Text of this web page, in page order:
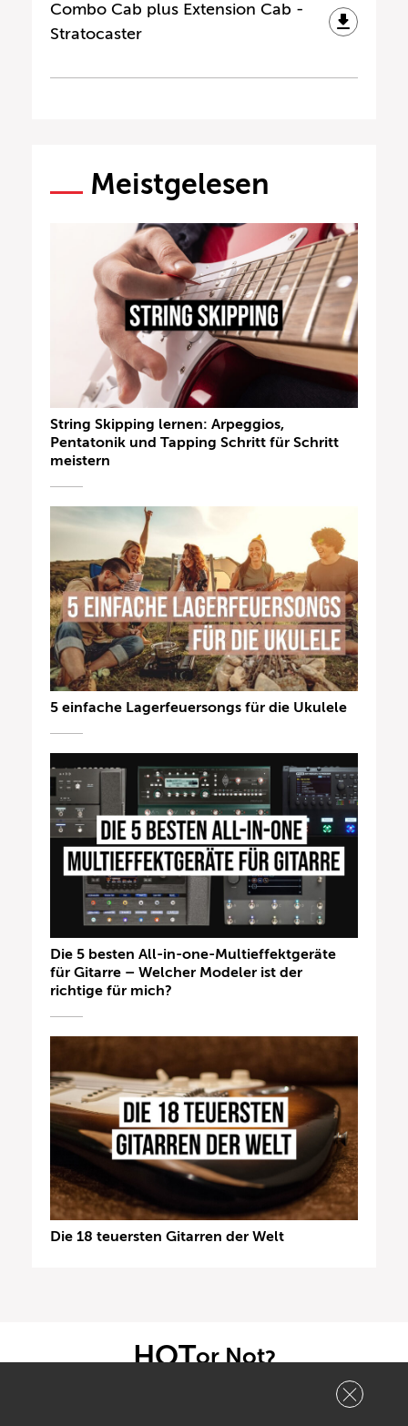
Combo Cab plus Extension Cab -
Stratocaster
Meistgelesen
String Skipping lernen: Arpeggios,
Pentatonik und Tapping Schritt für Schritt
meistern
5 einfache Lagerfeuersongs für die Ukulele
Die 5 besten All-in-one-Multieffektgeräte
für Gitarre – Welcher Modeler ist der
richtige für mich?
Die 18 teuersten Gitarren der Welt
HOTor Not?